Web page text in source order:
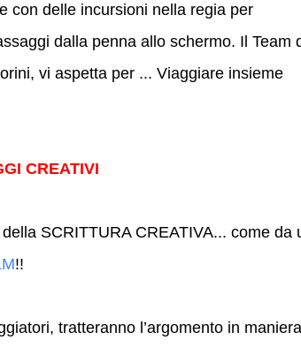
con delle incursioni nella regia per
dalla penna allo schermo. Il Team
vi aspetta per ... Viaggiare insieme
CREATIVI
SCRITTURA CREATIVA... come da
!!
tratteranno l’argomento in maniera